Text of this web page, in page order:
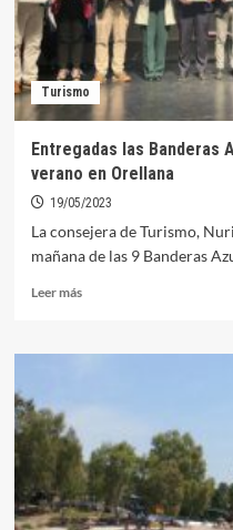
Turismo
Entregadas las Banderas
verano en Orellana
19/05/2023
La consejera de Turismo,
mañana de las 9 Banderas
Leer másLeer
Entregadas
que
ondearán
este
verano
en